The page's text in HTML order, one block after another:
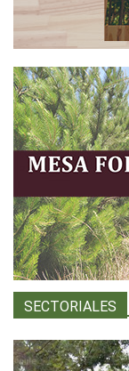
SECTORIALES